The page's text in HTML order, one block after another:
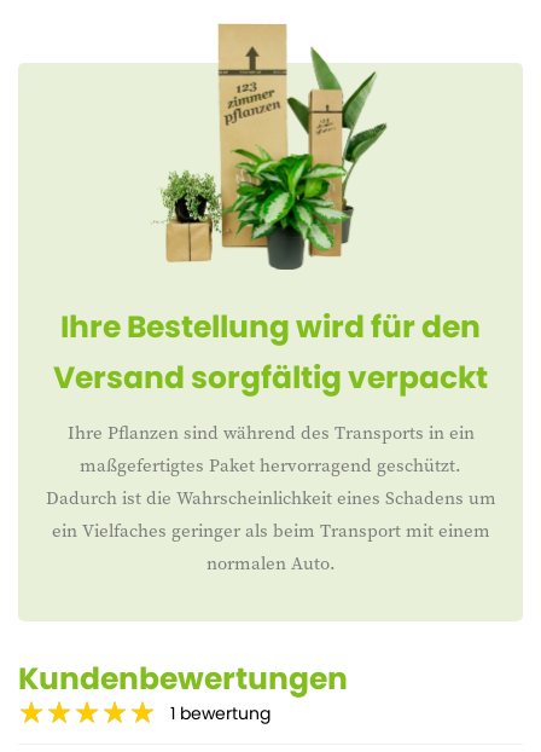
Ihre Bestellung wird für den
Versand sorgfältig verpackt
Ihre Pflanzen sind während des Transports in ein
maßgefertigtes Paket hervorragend geschützt.
Dadurch ist die Wahrscheinlichkeit eines Schadens um
ein Vielfaches geringer als beim Transport mit einem
normalen Auto.
Kundenbewertungen
1 bewertung